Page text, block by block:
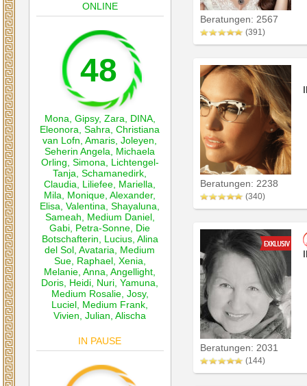
ONLINE
48
Mona Gipsy, Zara DINA
Eleonora ,Sahra ,Christiana
van Lofn ,Amaris ,Joleyen
Seherin Angela
Michaela
Orling Simona
Lichtengel-
Tanja ,Schamanedirk
Claudia
Liliefee Mariella
Mila
Monique ,Alexander,
Elisa ,Valentina ,Shayaluna
Sameah
Medium Daniel
Gabi Petra-Sonne Die
Botschafterin
Lucius Alina
del Sol ,Avataria
Medium
Sue Raphael Xenia
Melanie ,Anna ,Angellight
Doris Heidi Nuri ,Yamuna
Medium Rosalie Josy,
Luciel Medium Frank
Vivien ,Julian ,Alischa
IN PAUSE
Beratungen: 2567
(391)
Beratungen: 2238
(340)
Beratungen: 2031
(144)